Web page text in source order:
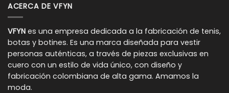
ACERCA DE VFYN
VFYN es una empresa dedicada a la fabricación de tenis,
botas y botines. Es una marca diseñada para vestir
personas auténticas, a través de piezas exclusivas en
cuero con un estilo de vida único, con diseño y
fabricación colombiana de alta gama. Amamos la
moda.